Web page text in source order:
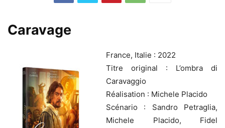
Caravage
France, Italie : 2022
Titre original : L’ombra di
Caravaggio
Réalisation : Michele Placido
Scénario : Sandro Petraglia,
Michele Placido, Fidel